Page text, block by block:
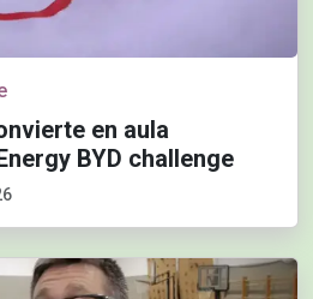
en aula
BYD challenge